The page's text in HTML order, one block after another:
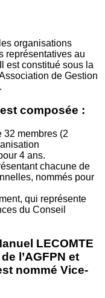
organisations
représentatives au
est constitué sous la
de Gestion
composée :
32 membres (2
4 ans.
chacune de
nommés pour
qui représente
du Conseil
LECOMTE
l’AGFPN et
nommé Vice-